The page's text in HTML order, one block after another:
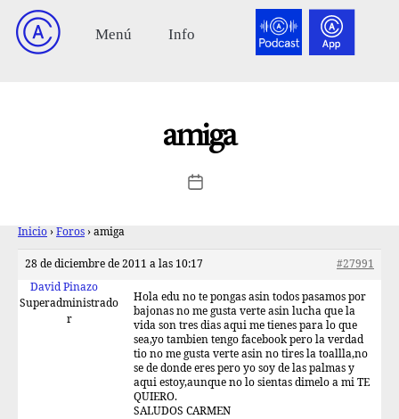
amiga
Inicio › Foros › amiga
28 de diciembre de 2011 a las 10:17
#27991
David Pinazo
Superadministrado
r
Hola edu no te pongas asin todos pasamos por
bajonas no me gusta verte asin lucha que la
vida son tres dias aqui me tienes para lo que
sea,yo tambien tengo facebook pero la verdad
tio no me gusta verte asin no tires la toallla,no
se de donde eres pero yo soy de las palmas y
aqui estoy,aunque no lo sientas dimelo a mi TE
QUIERO.
SALUDOS CARMEN